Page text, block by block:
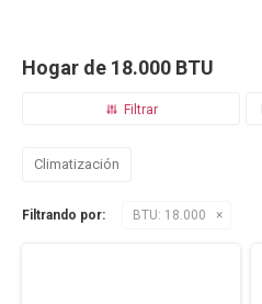
Hogar de 18.000 BTU
Climatización
Filtrando por: BTU: 18.000
BLOG
CONTACTO